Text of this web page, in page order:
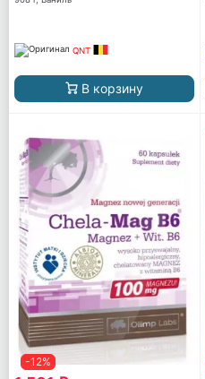
QNT
В корзину
-12%